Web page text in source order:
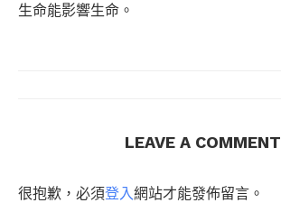
生命能影響生命。
LEAVE A COMMENT
很抱歉，必須登入網站才能發佈留言。